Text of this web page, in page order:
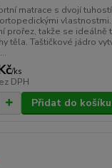
matrace s dvojí
vlastnostmi.
prořez, takže se ideálně
těla. Taštičkové jádro
/ks
DPH
Přidat do košíku